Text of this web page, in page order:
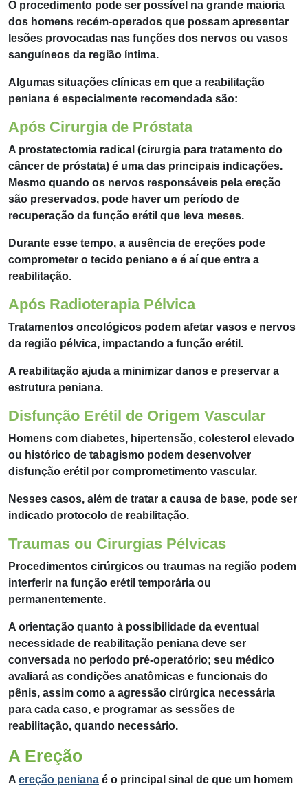
O procedimento pode ser possível na grande maioria
dos homens recém-operados que possam apresentar
lesões provocadas nas funções dos nervos ou vasos
sanguíneos da região íntima.
Algumas situações clínicas em que a reabilitação
peniana é especialmente recomendada são:
Após Cirurgia de Próstata
A prostatectomia radical (cirurgia para tratamento do
câncer de próstata) é uma das principais indicações.
Mesmo quando os nervos responsáveis pela ereção
são preservados, pode haver um período de
recuperação da função erétil que leva meses.
Durante esse tempo, a ausência de ereções pode
comprometer o tecido peniano e é aí que entra a
reabilitação.
Após Radioterapia Pélvica
Tratamentos oncológicos podem afetar vasos e nervos
da região pélvica, impactando a função erétil.
A reabilitação ajuda a minimizar danos e preservar a
estrutura peniana.
Disfunção Erétil de Origem Vascular
Homens com diabetes, hipertensão, colesterol elevado
ou histórico de tabagismo podem desenvolver
disfunção erétil por comprometimento vascular.
Nesses casos, além de tratar a causa de base, pode ser
indicado protocolo de reabilitação.
Traumas ou Cirurgias Pélvicas
Procedimentos cirúrgicos ou traumas na região podem
interferir na função erétil temporária ou
permanentemente.
A orientação quanto à possibilidade da eventual
necessidade de reabilitação peniana deve ser
conversada no período pré-operatório; seu médico
avaliará as condições anatômicas e funcionais do
pênis, assim como a agressão cirúrgica necessária
para cada caso, e programar as sessões de
reabilitação, quando necessário.
A Ereção
A ereção peniana é o principal sinal de que um homem